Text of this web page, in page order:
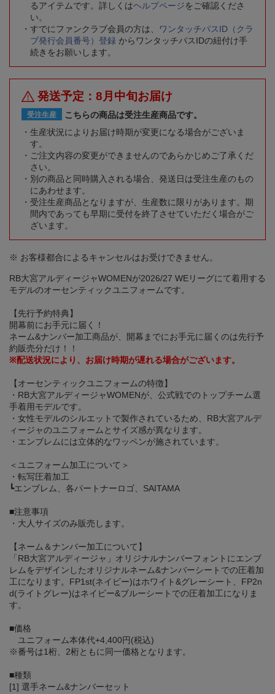
るアイテムです。詳しくはヘルプページをご確認くださ
い。
すでにファンクラブ会員の方は、
ワンタッチパスID（クラ
ブ発行会員番号）登録 からワンタッチパスIDの紐付け手
続きをお願いします。
発送予定：8月中旬お届け
受注生産
こちらの商品は受注生産商品です。
生産状況によりお届け時期が変更になる場合がございま
す。
ご注文内容の変更ができませんのであらかじめご了承くだ
さい。
別の商品と同時購入される場合、発送日は受注生産のもの
にあわせます。
受注生産商品となりますが、生産数に限りがあります。期
間内であっても早期に受付を終了させていただく場合がご
ざいます。
※ お客様都合によるキャンセルはお受けできません。
RB大宮アルディージャWOMENが2026/27 WEリーグにて着用する
モデルのオーセンティックユニフォームです。
【先行予約特典】
開幕前にお手元に届く！
ネーム&ナンバー加工商品が、開幕までにお手元に届くのは先行予
約販売分だけ！！
※配送状況により、お届け時期が遅れる場合がございます。
【オーセンティックユニフォームの特徴】
・RB大宮アルディージャWOMENが、公式戦でのトップチーム選
手着用モデルです。
・女性モデルのシルエットで製作されているため、RB大宮アルデ
ィージャのユニフォームとサイズ感が異なります。
・エンブレムには立体的なワッペンが施されています。
＜ユニフォーム加工について＞
・転写圧着加工
┗エンブレム、各パートナーロゴ、SAITAMA
■注意事項
・大人サイズのみ販売します。
【ネーム＆ナンバー加工について】
「RB大宮アルディージャ」オリジナルナンバーフォントにエンブ
レムをデザインしたオリジナルネーム&ナンバーシートでの圧着加
工になります。FP1st(ネイビー)はホワイト&グレーシート、FP2n
d(ライトグレー)はネイビー&ブルーシートでの圧着加工になりま
す。
■価格
ユニフォーム本体代+4,400円(税込)
※番号は1桁、2桁ともに同一価格となります。
■種類
[1] 選手ネーム&ナンバーセット